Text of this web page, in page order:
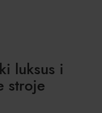
luksus i
stroje